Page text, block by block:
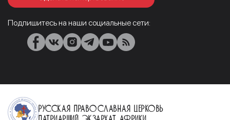
Подпишитесь на наши социальные сети:
Русская Православная Церковь
Патриарший Экзархат Африки